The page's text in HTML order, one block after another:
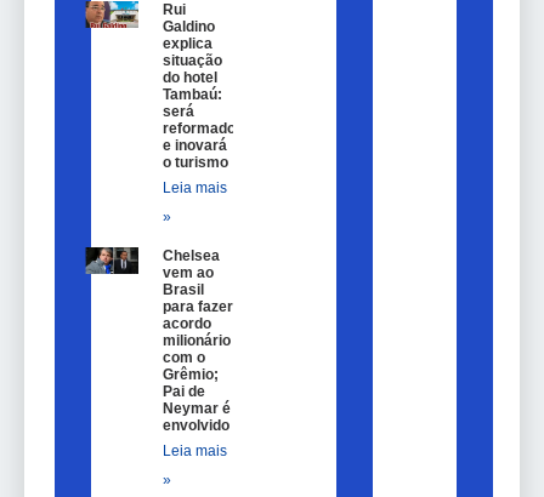
Rui
Galdino
explica
situação
do hotel
Tambaú:
será
reformado
e inovará
o turismo
Leia mais
»
Chelsea
vem ao
Brasil
para fazer
acordo
milionário
com o
Grêmio;
Pai de
Neymar é
envolvido
Leia mais
»